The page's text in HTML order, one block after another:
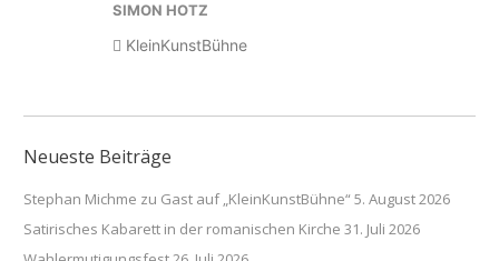
SIMON HOTZ
KleinKunstBühne
Neueste Beiträge
Stephan Michme zu Gast auf „KleinKunstBühne“5. August 2026
Satirisches Kabarett in der romanischen Kirche 31. Juli 2026